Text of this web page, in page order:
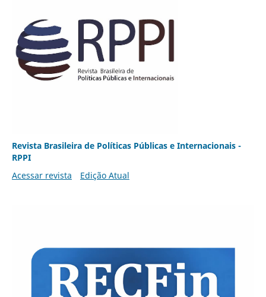
Revista Brasileira de Políticas Públicas e Internacionais -
RPPI
Acessar revista
Edição Atual